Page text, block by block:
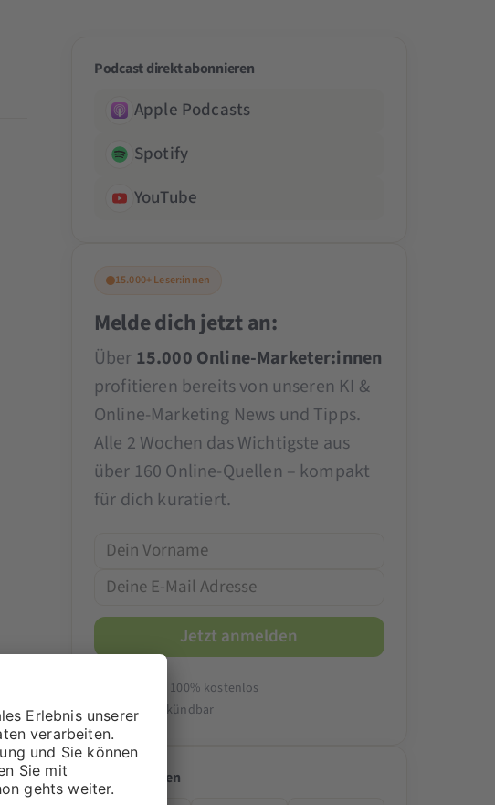
Podcast direkt abonnieren
Apple Podcasts
Spotify
YouTube
15.000+ Leser:innen
Melde dich jetzt an:
Über 15.000 Online-Marketer:innen
profitieren bereits von unseren KI &
Online-Marketing News und Tipps.
Alle 2 Wochen das Wichtigste aus
über 160 Online-Quellen – kompakt
für dich kuratiert.
14-tägig & 100% kostenlos
Jederzeit kündbar
Folge teilen